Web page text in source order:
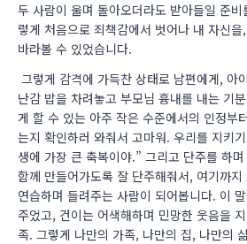
두 사람이 울며 돌아오더라도 받아들일 준
렇게 처음으로 죄책감에서 벗어나 내 자신
바라볼 수 있었습니다.
그렇게 감격에 가득찬 상태로 남편에게, 아
난감 밥을 차려놓고 부모님 흉내를 내는 기
게 할 수 있는 아주 작은 수준에서의 인정부
는지 확인하러 와줘서 고마워. 우리를 지키
생에 가장 큰 축복이야.” 그리고 단주를 하
함께 만들어가도록 잘 단주해줘서, 여기까
연습하며 들려주는 사람이 되어봅니다. 이
주었고, 건이는 어색해하며 민망한 웃음을
족. 그렇게 나만의 가족, 나만의 집, 나만의